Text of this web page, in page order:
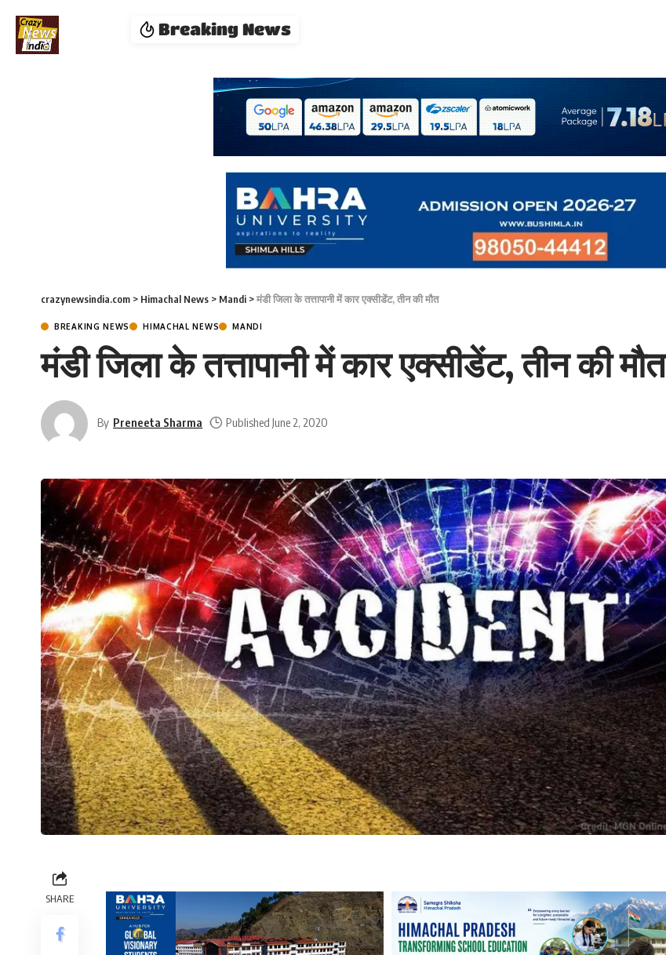
Breaking News
crazynewsindia.com > Himachal News > Mandi >मंडी जिला के तत्तापानी में कार एक्सीडेंट, तीन की मौत
BREAKING NEWS HIMACHAL NEWS MANDI
मंडी जिला के तत्तापानी में कार एक्सीडेंट, तीन की मौत
By Preneeta Sharma Published June 2, 2020
SHARE